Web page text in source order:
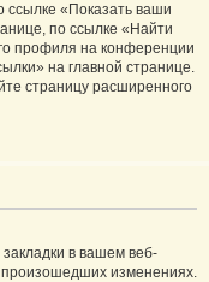
«Показать ваши
по ссылке «Найти
профиля на конференции
на главной странице.
страницу расширенного
в вашем веб-
изменениях.